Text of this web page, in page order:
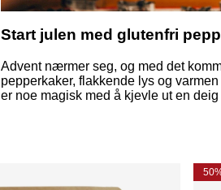
Start julen med glutenfri
Advent nærmer seg, og med det
pepperkaker, flakkende lys og
er noe magisk med å kjevle ut en